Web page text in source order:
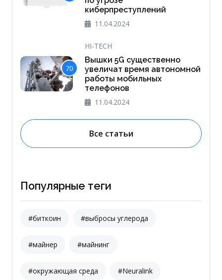
киберпреступлений
11.04.2024
70
HI-TECH
Вышки 5G существенно
увеличат время автономной
работы мобильных
телефонов
11.04.2024
Все статьи
Популярные теги
#биткоин #выбросы углерода
#майнер #майнинг
#окружающая среда #Neuralink